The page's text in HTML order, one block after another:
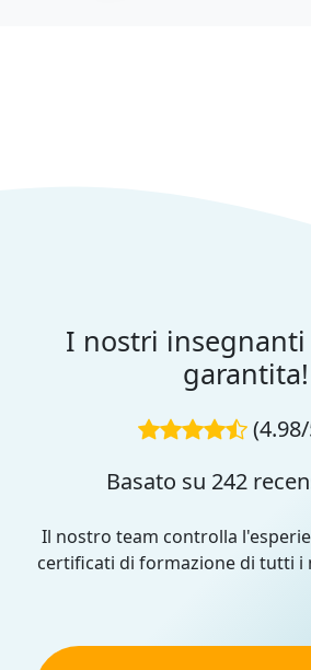
I nostri
garantita!
Basato su 242
Il nostro team controlla
certificati di formazione di tutti i